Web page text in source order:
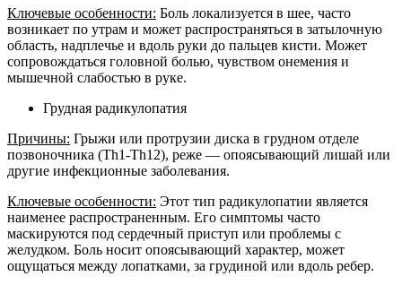
Ключевые особенности: Боль локализуется в шее, часто
возникает по утрам и может распространяться в затылочную
область, надплечье и вдоль руки до пальцев кисти. Может
сопровождаться головной болью, чувством онемения и
мышечной слабостью в руке.
Грудная радикулопатия
Причины: Грыжи или протрузии диска в грудном отделе
позвоночника (Th1-Th12), реже — опоясывающий лишай или
другие инфекционные заболевания.
Ключевые особенности: Этот тип радикулопатии является
наименее распространенным. Его симптомы часто
маскируются под сердечный приступ или проблемы с
желудком. Боль носит опоясывающий характер, может
ощущаться между лопатками, за грудиной или вдоль ребер.